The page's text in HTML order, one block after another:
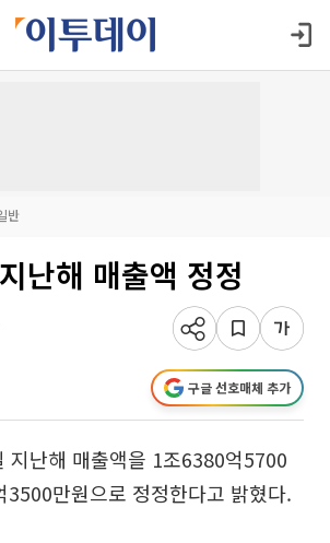
반
난해 매출액 정정
구글 선호매체 추가
지난해 매출액을 1조6380억5700
3500만원으로 정정한다고 밝혔다.